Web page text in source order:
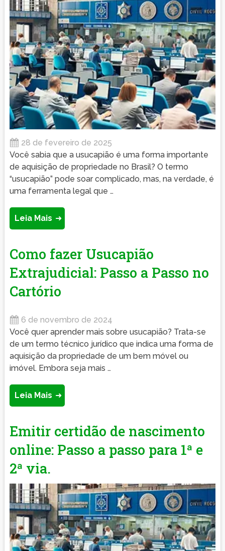
28 de fevereiro de 2025
Você sabia que a usucapião é uma forma importante
de aquisição de propriedade no Brasil? O termo
“usucapião” pode soar complicado, mas, na verdade, é
uma ferramenta legal que …
Leia Mais
Como fazer Usucapião
Extrajudicial: Passo a Passo no
Cartório
6 de novembro de 2024
Você quer aprender mais sobre usucapião? Trata-se
de um termo técnico jurídico que indica uma forma de
aquisição da propriedade de um bem móvel ou
imóvel. Embora seja mais …
Leia Mais
Emitir certidão de nascimento
online: Passo a passo para 1ª e
2ª via.